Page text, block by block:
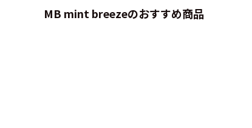
MB mint breezeのおすすめ商品